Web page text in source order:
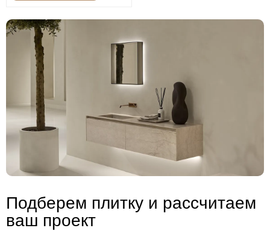
Подберем плитку и рассчитаем
ваш проект